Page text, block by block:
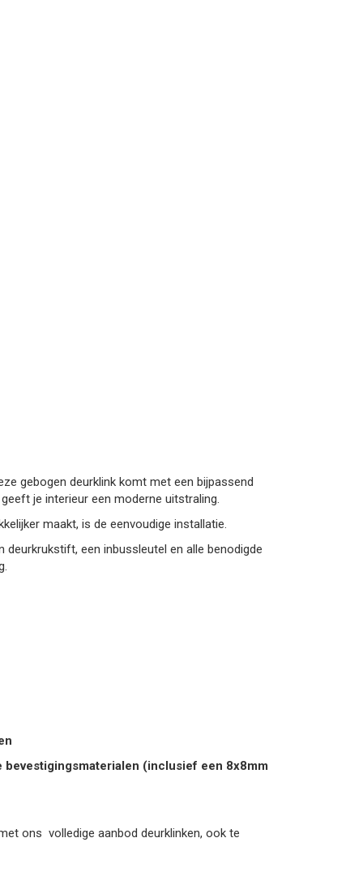
gebogen deurklink komt met een bijpassend
je interieur een moderne uitstraling.
maakt, is de eenvoudige installatie.
deurkrukstift, een inbussleutel en alle benodigde
(inclusief een 8x8mm
ons volledige aanbod deurklinken, ook te